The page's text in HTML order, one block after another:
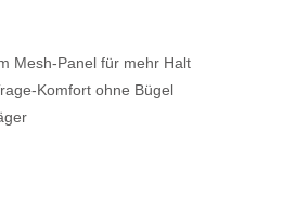
Mesh-Panel für mehr Halt
Komfort ohne Bügel